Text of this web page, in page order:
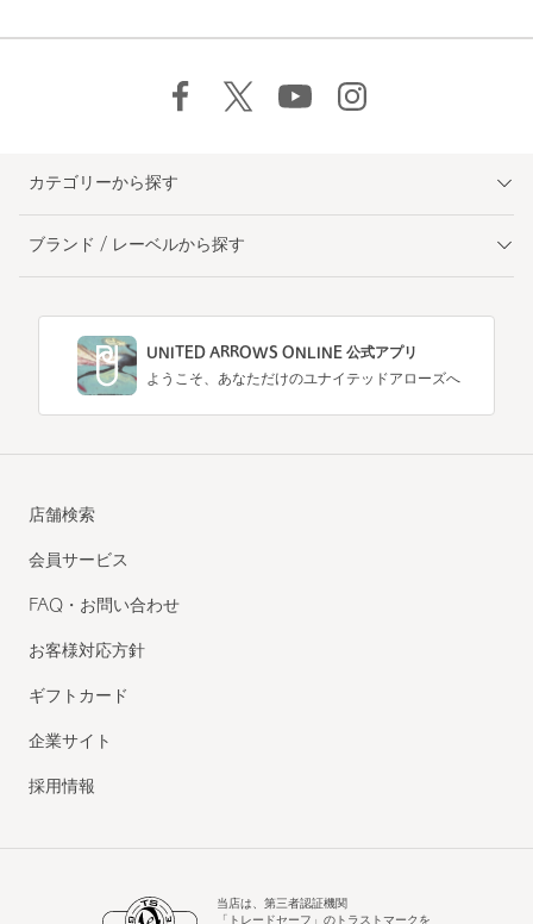
カテゴリーから探す
ブランド / レーベルから探す
UNITED ARROWS ONLINE 公式アプリ
ようこそ、あなただけのユナイテッドアローズへ
店舗検索
会員サービス
FAQ・お問い合わせ
お客様対応方針
ギフトカード
企業サイト
採用情報
当店は、第三者認証機関
「トレードセーフ」のトラストマークを